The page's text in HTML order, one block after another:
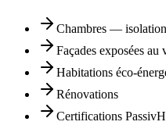
Chambres —
Façades exposées au
Habitations éco-
Rénovations
Certifications